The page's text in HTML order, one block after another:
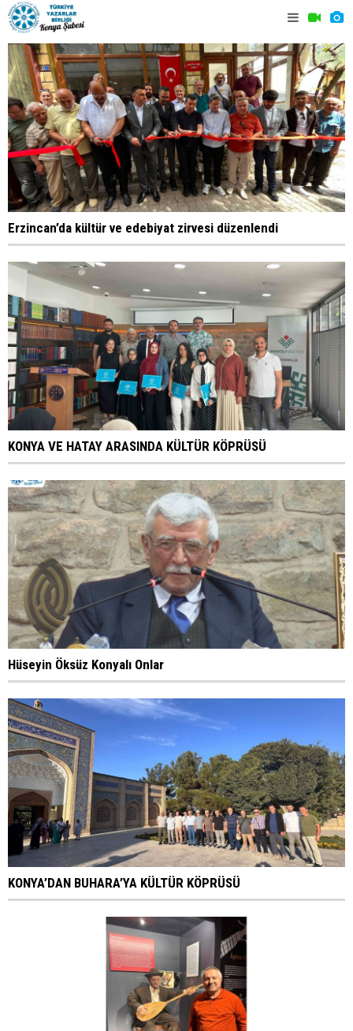
Erzincan’da kültür ve edebiyat zirvesi düzenlendi
KONYA VE HATAY ARASINDA KÜLTÜR KÖPRÜSÜ
Hüseyin Öksüz Konyalı Onlar
KONYA’DAN BUHARA’YA KÜLTÜR KÖPRÜSÜ